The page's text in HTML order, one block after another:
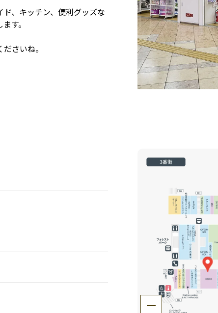
、キッチン、便利グッズな
す。
さいね。